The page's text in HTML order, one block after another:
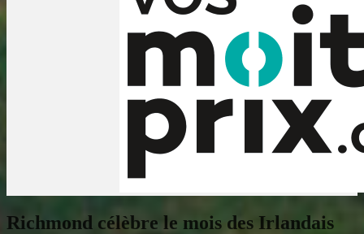
Richmond célèbre le mois des Irlandais